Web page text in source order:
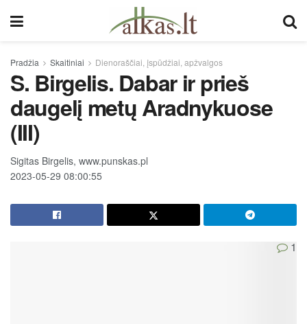
Pradžia Skaitiniai Dienoraščiai, įspūdžiai, apžvalgos
S. Birgelis. Dabar ir prieš
daugelį metų Aradnykuose
(III)
Sigitas Birgelis, www.punskas.pl
2023-05-29 08:00:55
1